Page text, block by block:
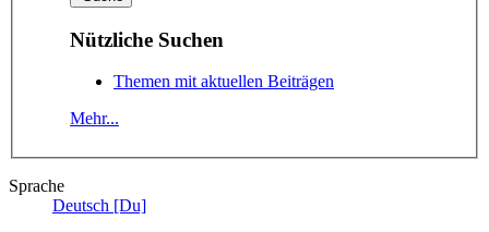
Nützliche Suchen
Themen mit aktuellen Beiträgen
Mehr...
Sprache
Deutsch [Du]